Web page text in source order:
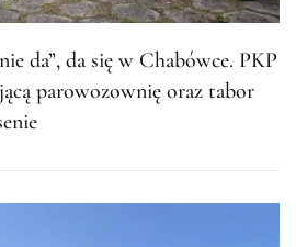
da”, da się w Chabówce. PKP
parowozownię oraz tabor